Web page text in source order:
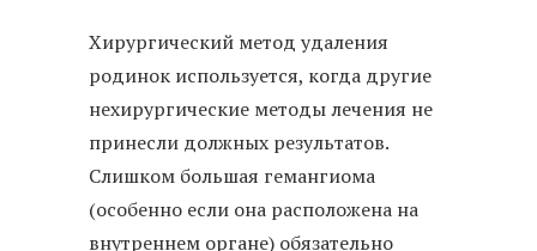
Хирургический метод удаления
родинок используется, когда другие
нехирургические методы лечения не
принесли должных результатов.
Слишком большая гемангиома
(особенно если она расположена на
внутреннем органе) обязательно